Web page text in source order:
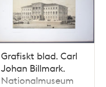
Grafiskt blad. Carl
Johan Billmark.
Nationalmuseum